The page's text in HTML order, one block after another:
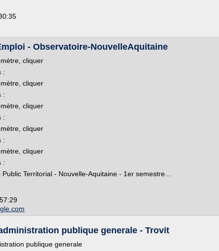
- Observatoire-NouvelleAquitaine
cliquer
:
cliquer
:
cliquer
:
cliquer
:
cliquer
:
Territorial - Nouvelle-Aquitaine - 1er semestre...
publique generale - Trovit
publique generale